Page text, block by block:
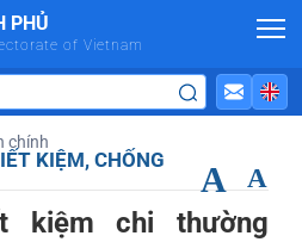
PHỦ
of Vietnam
chính
KIỆM, CHỐNG
A A
kiệm chi thường